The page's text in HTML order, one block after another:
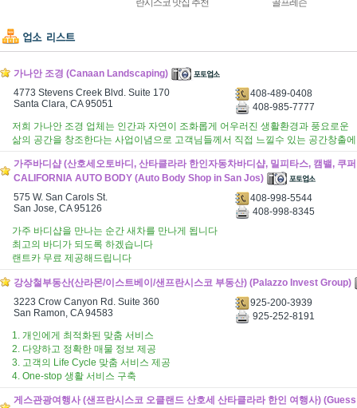
란시스코 맛집 추천
골프레슨
가나안 조경 (Canaan Landscaping)
4773 Stevens Creek Blvd. Suite 170
Santa Clara, CA 95051
408-489-0408
408-985-7777
저희 가나안 조경 업체는 인간과 자연이 조화롭게 어우러진 생활환경과 풍요로운
삶의 공간을 창조한다는 사업이념으로 고객님들께서 직접 느낄수 있는 공간창출
가주바디샵 (산호세오토바디, 산타클라라 한인자동차바디샵, 밀피타스, 캠밸, 쿠
CALIFORNIA AUTO BODY (Auto Body Shop in San Jos)
575 W. San Carols St.
San Jose, CA 95126
408-998-5544
408-998-8345
가주 바디샵을 만나는 순간 새차를 만나게 됩니다
최고의 바디가 되도록 하겠습니다
랜트카 무료 제공해드립니다
강상철부동산(산라몬/이스트베이/샌프란시스코 부동산) (Palazzo Invest Group)
3223 Crow Canyon Rd. Suite 360
San Ramon, CA 94583
925-200-3939
925-252-8191
1. 개인에게 최적화된 맞춤 서비스
2. 다양하고 정확한 매물 정보 제공
3. 고객의 Life Cycle 맞춤 서비스 제공
4. One-stop 생활 서비스 구축
게스관광여행사 (샌프란시스코 오클랜드 산호세 산타클라라 한인 여행사)